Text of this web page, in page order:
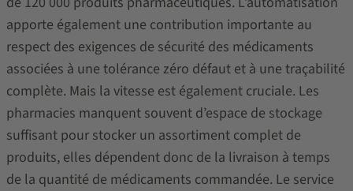
apporte également une contribution importante au
respect des exigences de sécurité des médicaments
associées à une tolérance zéro défaut et à une traçabilité
complète. Mais la vitesse est également cruciale. Les
pharmacies manquent souvent d’espace de stockage
suffisant pour stocker un assortiment complet de
produits, elles dépendent donc de la livraison à temps
de la quantité de médicaments commandée. Le service